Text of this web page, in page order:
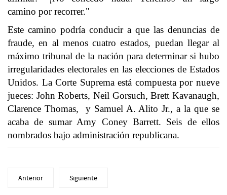
camino por recorrer."
Este camino podría conducir a que las denuncias de
fraude, en al menos cuatro estados, puedan llegar al
máximo tribunal de la nación para determinar si hubo
irregularidades electorales en las elecciones de Estados
Unidos. La Corte Suprema está compuesta por nueve
jueces: John Roberts, Neil Gorsuch, Brett Kavanaugh,
Clarence Thomas, y Samuel A. Alito Jr., a la que se
acaba de sumar Amy Coney Barrett. Seis de ellos
nombrados bajo administración republicana.
Anterior Siguiente